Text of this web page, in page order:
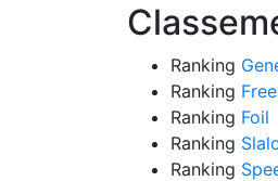
Ranking
Ranking
Ranking Foil
Ranking
Ranking